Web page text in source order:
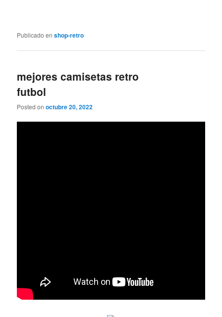
Publicado en shop-retro
mejores camisetas retro
futbol
Posted onoctubre 20, 2022